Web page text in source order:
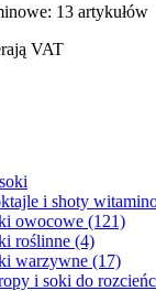
13 artykułów
VAT
i shoty
owocowe (121)
roślinne (4)
warzywne (17)
i soki do